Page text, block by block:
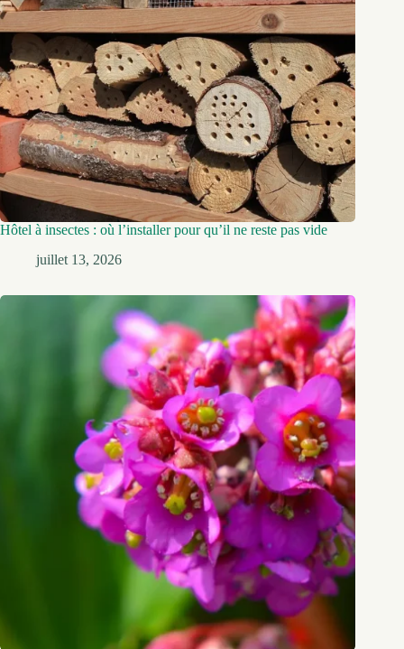
Hôtel à insectes : où l’installer pour qu’il ne reste pas vide
juillet 13, 2026